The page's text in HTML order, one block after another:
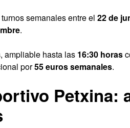
semanales entre el 22 de
.
, ampliable hasta las 16:30 horas
por55 euros semanales.
Petxina: